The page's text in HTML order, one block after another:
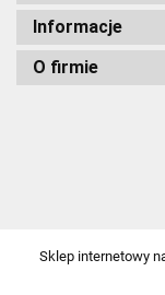
Informacje
O firmie
Sklep internetowy